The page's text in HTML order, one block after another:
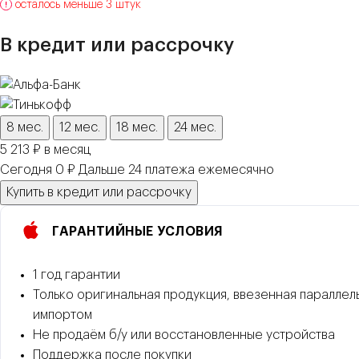
осталось меньше 3 штук
В кредит или рассрочку
8 мес. 12 мес. 18 мес.
24 мес.
5 213 ₽ в месяц
Сегодня 0 ₽ Дальше 24 платежа ежемесячно
Купить в кредит или рассрочку
ГАРАНТИЙНЫЕ УСЛОВИЯ
1 год гарантии
Только оригинальная продукция, ввезенная
импортом
Не продаём б/у или восстановленные устройства
Поддержка после покупки